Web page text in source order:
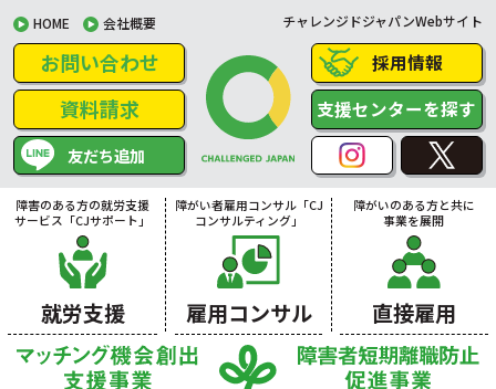
HOME 会社概要 チャレンジドジャパンWebサイト
お問い合わせ
資料請求
友だち追加
採用情報
支援センターを探す
障害のある方の就労支援
サービス「CJサポート」
就労支援
障がい者雇用コンサル「CJ
コンサルティング」
雇用コンサル
障がいのある方と共に
事業を展開
直接雇用